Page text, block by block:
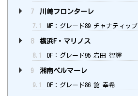
7 川崎フロンターレ
7.1 MF：グレード89 チャナティップ
8 横浜F・マリノス
8.1 DF：グレード95 岩田 智輝
9 湘南ベルマーレ
9.1 DF：グレード86 舘 幸希